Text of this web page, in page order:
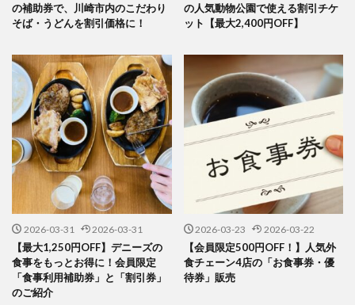
の補助券で、川崎市内のこだわり
そば・うどんを割引価格に！
の人気動物公園で使える割引チケ
ット【最大2,400円OFF】
2026-03-31 2026-03-31
【最大1,250円OFF】デニーズの
食事をもっとお得に！会員限定
「食事利用補助券」と「割引券」
のご紹介
2026-03-23 2026-03-22
【会員限定500円OFF！】人気外
食チェーン4店の「お食事券・優
待券」販売